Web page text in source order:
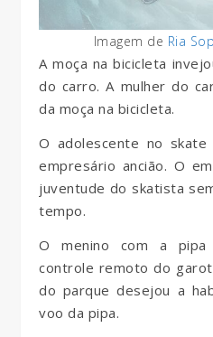
Imagem de Ria
A moça na bicicleta invejou a mulher no conforto
do carro. A mulher do
da moça na bicicleta.
O adolescente no
empresário ancião. O
juventude do skatista
tempo.
O menino com a
controle remoto do
do parque desejou a
voo da pipa.